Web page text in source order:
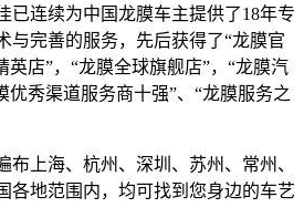
已连续为中国龙膜车主提供了18年专
与完善的服务，先后获得了“龙膜官
英店”，“龙膜全球旗舰店”，“龙膜汽
优秀渠道服务商十强”、“龙膜服务之
布上海、杭州、深圳、苏州、常州、
各地范围内，均可找到您身边的车艺